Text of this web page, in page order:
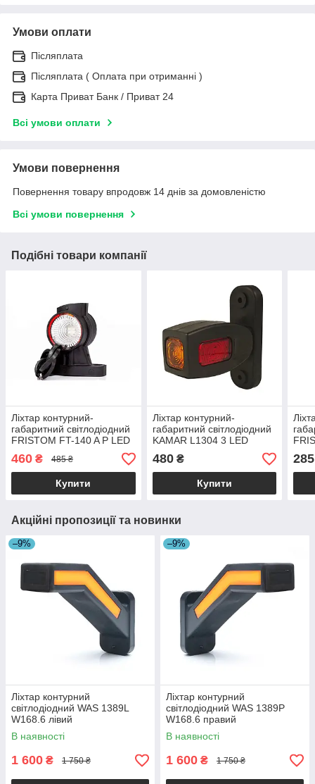
Умови оплати
Післяплата
Післяплата ( Оплата при отриманні )
Карта Приват Банк / Приват 24
Всі умови оплати
Умови повернення
Повернення товару впродовж 14 днів за домовленістю
Всі умови повернення
Подібні товари компанії
Ліхтар контурний-
габаритний світлодіодний
FRISTOM FT-140 A P LED
правий
460 ₴ 485 ₴
Купити
Ліхтар контурний-
габаритний світлодіодний
KAMAR L1304 3 LED
480₴
Купити
285
Акційні пропозиції та новинки
–9%
Ліхтар контурний
світлодіодний WAS 1389L
W168.6 лівий
В наявності
1 600 ₴ 1 750 ₴
–9%
Ліхтар контурний
світлодіодний WAS 1389P
W168.6 правий
В наявності
1 600 ₴ 1 750 ₴